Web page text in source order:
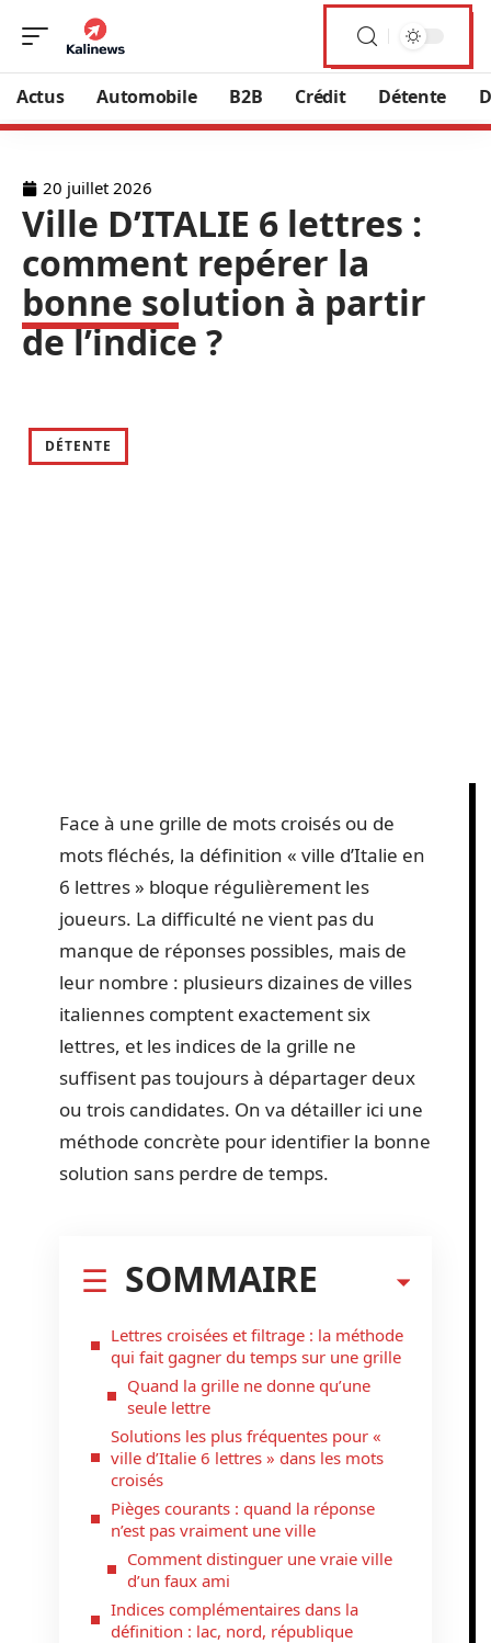
Actus Automobile B2B Crédit Détente
20 juillet 2026
Ville D’ITALIE 6 lettres :
comment repérer la
bonne solution à partir
de l’indice ?
DÉTENTE
Face à une grille de mots croisés ou de
mots fléchés, la définition « ville d’Italie en
6 lettres » bloque régulièrement les
joueurs. La difficulté ne vient pas du
manque de réponses possibles, mais de
leur nombre : plusieurs dizaines de villes
italiennes comptent exactement six
lettres, et les indices de la grille ne
suffisent pas toujours à départager deux
ou trois candidates. On va détailler ici une
méthode concrète pour identifier la bonne
solution sans perdre de temps.
SOMMAIRE
Lettres croisées et filtrage : la méthode
qui fait gagner du temps sur une grille
Quand la grille ne donne qu’une
seule lettre
Solutions les plus fréquentes pour «
ville d’Italie 6 lettres » dans les mots
croisés
Pièges courants : quand la réponse
n’est pas vraiment une ville
Comment distinguer une vraie ville
d’un faux ami
Indices complémentaires dans la
définition : lac, nord, république